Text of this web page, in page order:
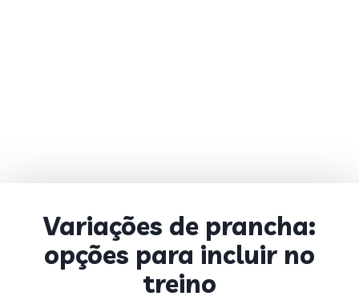
Variações de prancha:
opções para incluir no
treino